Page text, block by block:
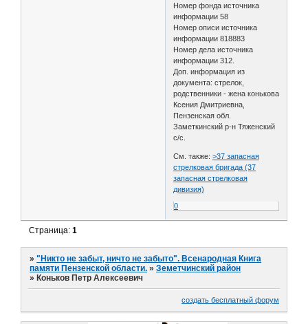
Номер фонда источника
информации 58
Номер описи источника
информации 818883
Номер дела источника
информации 312.
Доп. информация из
документа: стрелок,
родственники - жена конькова
Ксения Дмитриевна,
Пензенская обл.
Заметкинский р-н Тяженский
с/с.
См. также:>37 запасная
стрелковая бригада (37
запасная стрелковая
дивизия)
0
Страница:1
»"Никто не забыт, ничто не забыто". Всенародная Книга
памяти Пензенской области. »Земетчинский район
» Коньков Петр Алексеевич
создать бесплатный форум